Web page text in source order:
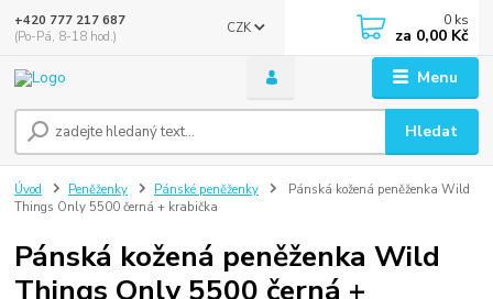
Menu
CZK
Hledat
+420 777 217 687
(Po-Pá, 8-18 hod.)
0 ks
za 0,00 Kč
Úvod Peněženky Pánské peněženky
Pánská kožená peněženka Wild
Things Only 5500 černá + krabička
Pánská kožená peněženka Wild
Things Only 5500 černá +